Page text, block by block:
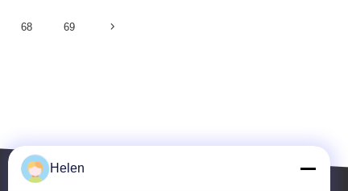
68 69
Helen